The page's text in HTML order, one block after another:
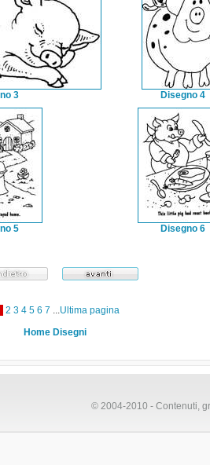
3 Disegno 4
5 Disegno 6
2 3 4 5 6 7 ...Ultima pagina
Home Disegni
© 2004-2010 - Contenuti,